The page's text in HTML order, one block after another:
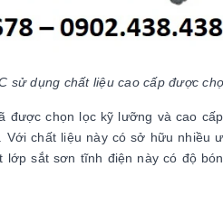
sử dụng chất liệu cao cấp được
được chọn lọc kỹ lưỡng và cao
chất liệu này có sở hữu nhiều
sắt sơn tĩnh điện này có độ